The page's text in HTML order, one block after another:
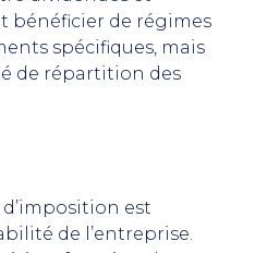
bénéficier de régimes
spécifiques, mais
de répartition des
est
de l’entreprise.